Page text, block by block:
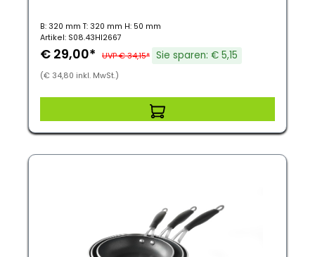
B: 320 mm T: 320 mm H: 50 mm
Artikel: S08.43HI2667
€ 29,00* UVP € 34,15* Sie sparen: € 5,15
(€ 34,80 inkl. MwSt.)